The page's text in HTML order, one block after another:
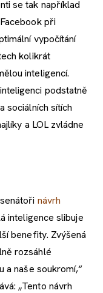
se tak například
při
vypočítání
kolikrát
inteligencí.
podstatně
sociálních sítích
a LOL zvládne
návrh
inteligence slibuje
benefity. Zvýšená
rozsáhlé
a naše soukromí,“
„Tento návrh